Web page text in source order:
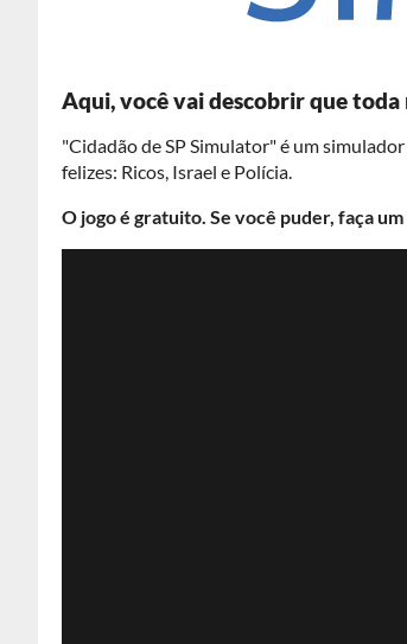
Aqui, você vai descobrir que
"Cidadão de SP Simulator" é um
felizes: Ricos, Israel e Polícia.
O jogo é gratuito. Se você puder, faça